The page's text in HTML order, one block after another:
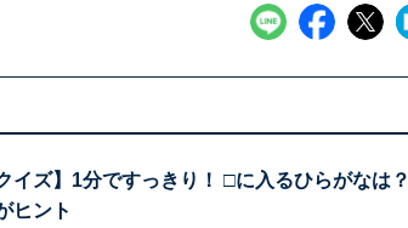
イズ】1分ですっきり！ □に入るひらがなは？
ヒント